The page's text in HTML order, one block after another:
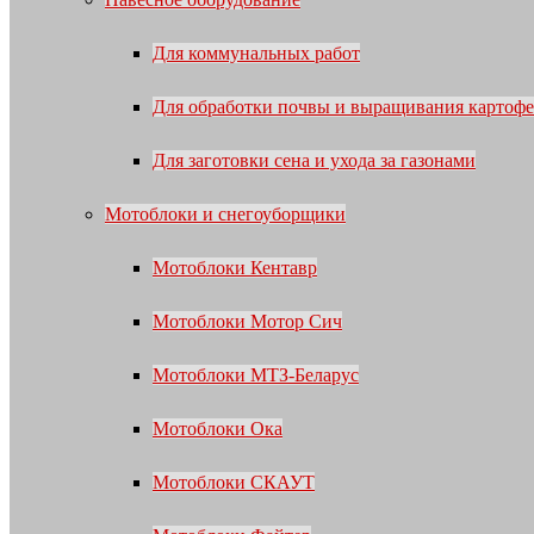
Для коммунальных работ
Для обработки почвы и выращивания
Для заготовки сена и ухода за газонами
Мотоблоки и снегоуборщики
Мотоблоки Кентавр
Мотоблоки Мотор Сич
Мотоблоки МТЗ-Беларус
Мотоблоки Ока
Мотоблоки СКАУТ